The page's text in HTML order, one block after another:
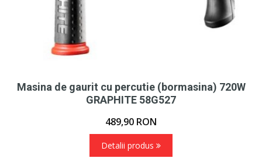
Masina de gaurit cu percutie (bormasina) 720W
GRAPHITE 58G527
489,90 RON
Detalii produs